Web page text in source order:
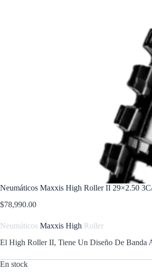
Neumáticos Maxxis High Roller II 29×2.50
$78,990.00
Neumáticos Maxxis High Roller
El High Roller II, Tiene Un Diseño De Banda
En stock